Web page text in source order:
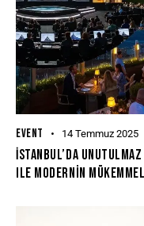
EVENT 14 Temmuz 2025
İstanbul’da
Ile Modernin